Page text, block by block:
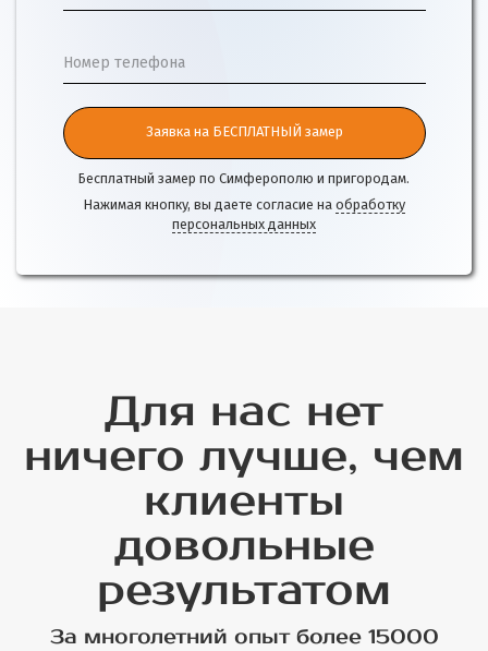
Номер телефона
Заявка на БЕСПЛАТНЫЙ замер
Бесплатный замер по Симферополю и пригородам.
Нажимая кнопку, вы даете согласие на обработку
персональных данных
Для нас нет
ничего лучше, чем
клиенты
довольные
результатом
За многолетний опыт более 15000